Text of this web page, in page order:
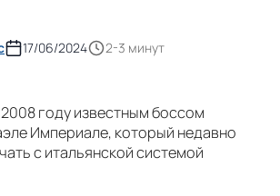
17/06/2024 2-3 минут
году известным боссом
Империале, который недавно
с итальянской системой